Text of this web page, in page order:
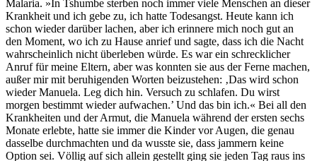
Malaria. »In Tshumbe sterben noch immer viele Menschen an dieser
Krankheit und ich gebe zu, ich hatte Todesangst. Heute kann ich
schon wieder darüber lachen, aber ich erinnere mich noch gut an
den Moment, wo ich zu Hause anrief und sagte, dass ich die Nacht
wahrscheinlich nicht überleben würde. Es war ein schrecklicher
Anruf für meine Eltern, aber was konnten sie aus der Ferne machen,
außer mir mit beruhigenden Worten beizustehen: ‚Das wird schon
wieder Manuela. Leg dich hin. Versuch zu schlafen. Du wirst
morgen bestimmt wieder aufwachen.’ Und das bin ich.« Bei all den
Krankheiten und der Armut, die Manuela während der ersten sechs
Monate erlebte, hatte sie immer die Kinder vor Augen, die genau
dasselbe durchmachten und da wusste sie, dass jammern keine
Option sei. Völlig auf sich allein gestellt ging sie jeden Tag raus ins